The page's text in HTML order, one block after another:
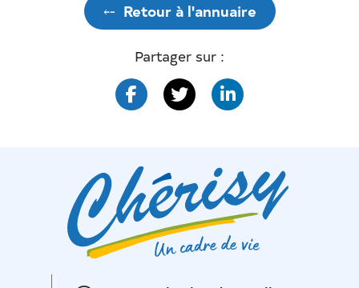
⤌ Retour à l'annuaire
Partager sur :